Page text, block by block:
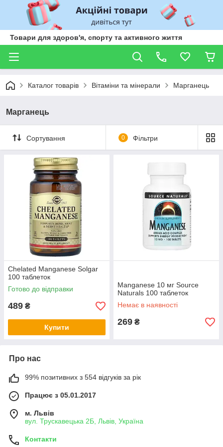
Товари для здоров'я, спорту та активного життя
Каталог товарів Вітаміни та мінерали Марганець
Марганець
Сортування 0 Фільтри
Chelated Manganese Solgar
100 таблеток
Готово до відправки
489 ₴
Купити
Manganese 10 мг Source
Naturals 100 таблеток
Немає в наявності
269 ₴
Про нас
99% позитивних з 554 відгуків за рік
Працює з 05.01.2017
м. Львів
вул. Трускавецька 2Б, Львів, Україна
Контакти